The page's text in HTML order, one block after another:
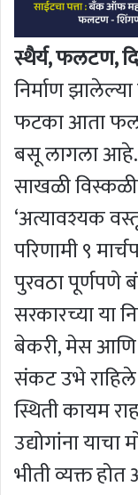
स्थैर्य, फलटण,
निर्माण
फटका आता
बसू लागला आहे.
साखळी
‘अत्यावश्यक
परिणामी ९
पुरवठा पूर्णपणे
सरकारच्या या
बेकरी, मेस आणि
संकट उभे
स्थिती कायम
उद्योगांना
भीती व्यक्त